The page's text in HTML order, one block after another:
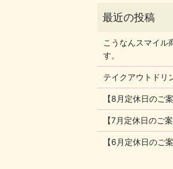
こうなんスマイル
す。
テイクアウトドリ
【8月定休日のご案
【7月定休日のご案
【6月定休日のご案